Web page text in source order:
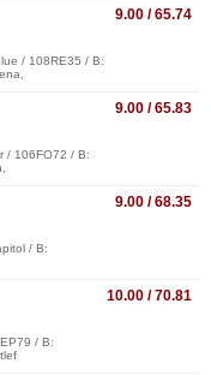
9.00 / 65.74
/ 108RE35 / B:
9.00 / 65.83
/ 106FO72 / B:
9.00 / 68.35
/ B:
10.00 / 70.81
/ B: